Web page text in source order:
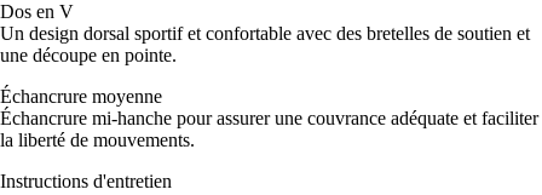
Dos en V
Un design dorsal sportif et confortable avec des bretelles de soutien et
une découpe en pointe.
Échancrure moyenne
Échancrure mi-hanche pour assurer une couvrance adéquate et faciliter
la liberté de mouvements.
Instructions d'entretien